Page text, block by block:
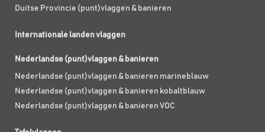
Duitse Provincie (punt)vlaggen & banieren
Internationale landen vlaggen
Nederlandse (punt)vlaggen & banieren
Nederlandse (punt)vlaggen & banieren marineblauw
Nederlandse (punt)vlaggen & banieren kobaltblauw
Nederlandse (punt)vlaggen & banieren VOC